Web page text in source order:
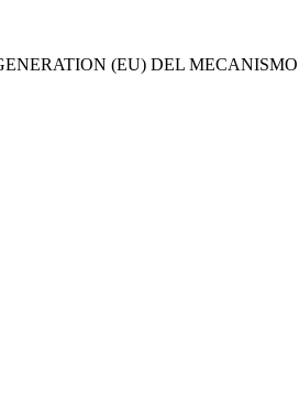
(EU) DEL